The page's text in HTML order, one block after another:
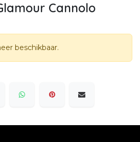
Cannolo
beschikbaar.